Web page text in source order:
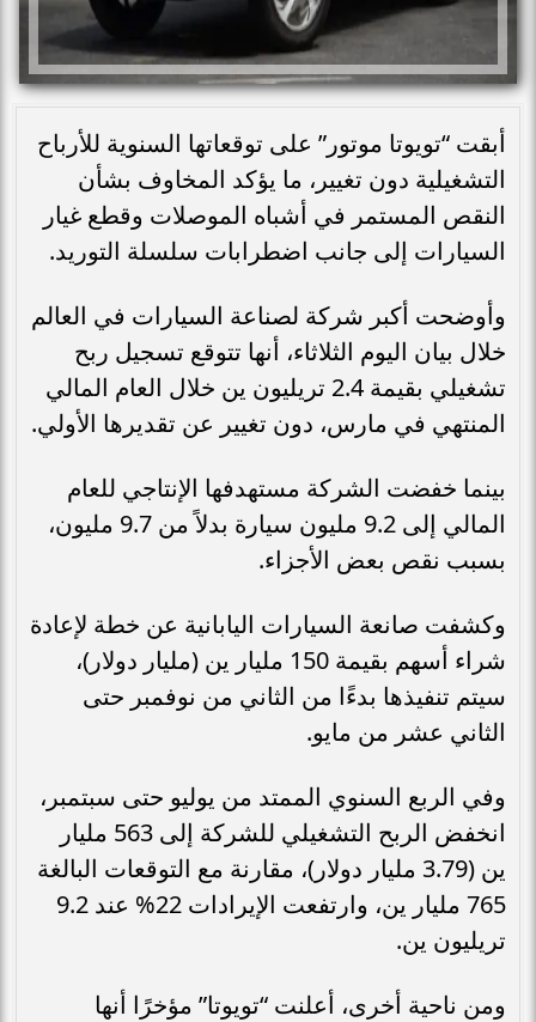
أبقت “تويوتا موتور” على توقعاتها السنوية للأرباح
التشغيلية دون تغيير، ما يؤكد المخاوف بشأن
النقص المستمر في أشباه الموصلات وقطع غيار
السيارات إلى جانب اضطرابات سلسلة التوريد.
وأوضحت أكبر شركة لصناعة السيارات في العالم
خلال بيان اليوم الثلاثاء، أنها تتوقع تسجيل ربح
تشغيلي بقيمة 2.4 تريليون ين خلال العام المالي
المنتهي في مارس، دون تغيير عن تقديرها الأولي.
بينما خفضت الشركة مستهدفها الإنتاجي للعام
المالي إلى 9.2 مليون سيارة بدلاً من 9.7 مليون،
بسبب نقص بعض الأجزاء.
وكشفت صانعة السيارات اليابانية عن خطة لإعادة
شراء أسهم بقيمة 150 مليار ين (مليار دولار)،
سيتم تنفيذها بدءًا من الثاني من نوفمبر حتى
الثاني عشر من مايو.
وفي الربع السنوي الممتد من يوليو حتى سبتمبر،
انخفض الربح التشغيلي للشركة إلى 563 مليار
ين (3.79 مليار دولار)، مقارنة مع التوقعات البالغة
765 مليار ين، وارتفعت الإيرادات 22% عند 9.2
تريليون ين.
ومن ناحية أخرى، أعلنت “تويوتا” مؤخرًا أنها